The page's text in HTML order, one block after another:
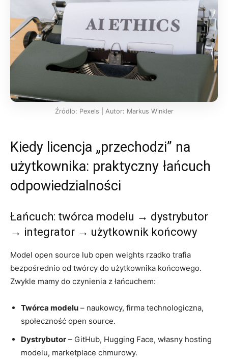
Źródło: Pexels | Autor: Markus Winkler
Kiedy licencja „przechodzi” na
użytkownika: praktyczny łańcuch
odpowiedzialności
Łańcuch: twórca modelu → dystrybutor
→ integrator → użytkownik końcowy
Model open source lub open weights rzadko trafia
bezpośrednio od twórcy do użytkownika końcowego.
Zwykle mamy do czynienia z łańcuchem:
Twórca modelu – naukowcy, firma technologiczna,
społeczność open source.
Dystrybutor – GitHub, Hugging Face, własny hosting
modelu, marketplace chmurowy.